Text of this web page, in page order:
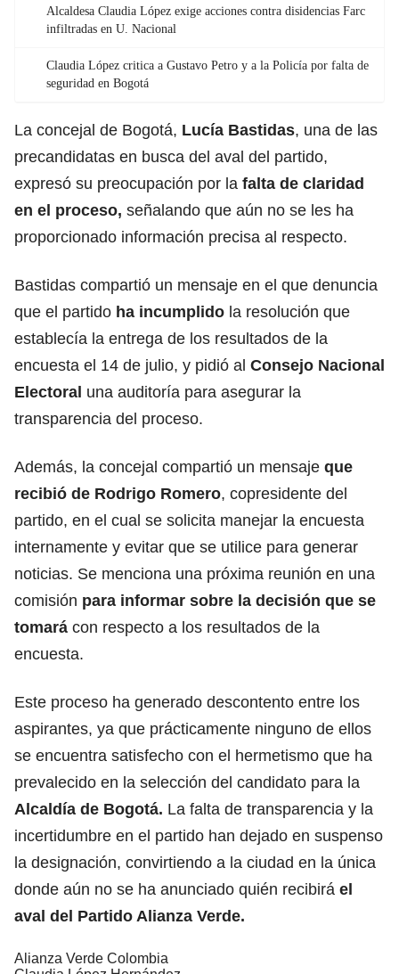
Alcaldesa Claudia López exige acciones contra disidencias Farc
infiltradas en U. Nacional
Claudia López critica a Gustavo Petro y a la Policía por falta de
seguridad en Bogotá
La concejal de Bogotá, Lucía Bastidas, una de las
precandidatas en busca del aval del partido,
expresó su preocupación por la falta de claridad
en el proceso, señalando que aún no se les ha
proporcionado información precisa al respecto.
Bastidas compartió un mensaje en el que denuncia
que el partido ha incumplido la resolución que
establecía la entrega de los resultados de la
encuesta el 14 de julio, y pidió al Consejo Nacional
Electoral una auditoría para asegurar la
transparencia del proceso.
Además, la concejal compartió un mensaje que
recibió de Rodrigo Romero, copresidente del
partido, en el cual se solicita manejar la encuesta
internamente y evitar que se utilice para generar
noticias. Se menciona una próxima reunión en una
comisión para informar sobre la decisión que se
tomará con respecto a los resultados de la
encuesta.
Este proceso ha generado descontento entre los
aspirantes, ya que prácticamente ninguno de ellos
se encuentra satisfecho con el hermetismo que ha
prevalecido en la selección del candidato para la
Alcaldía de Bogotá. La falta de transparencia y la
incertidumbre en el partido han dejado en suspenso
la designación, convirtiendo a la ciudad en la única
donde aún no se ha anunciado quién recibirá el
aval del Partido Alianza Verde.
Alianza Verde Colombia